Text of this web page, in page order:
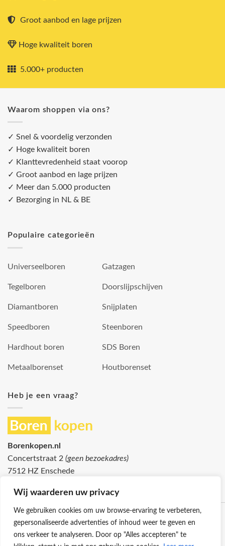
Wij waarderen uw privacy
We gebruiken cookies om uw browse-ervaring te verbeteren,
gepersonaliseerde advertenties of inhoud weer te geven en
ons verkeer te analyseren. Door op "Alles accepteren" te
Groot aanbod en lage prijzen
Hoge kwaliteit boren
5.000+ producten
Waarom shoppen via ons?
✓ Snel & voordelig verzonden
✓ Hoge kwaliteit boren
✓ Klanttevredenheid staat voorop
✓ Groot aanbod en lage prijzen
✓ Meer dan 5.000 producten
✓ Bezorging in NL & BE
Populaire categorieën
Universeelboren
Tegelboren
Diamantboren
Speedboren
Hardhout boren
Metaalborenset
Gatzagen
Doorslijpschijven
Snijplaten
Steenboren
SDS Boren
Houtborenset
Heb je een vraag?
Borenkopen.nl
Concertstraat 2 (geen bezoekadres)
7512 HZ Enschede